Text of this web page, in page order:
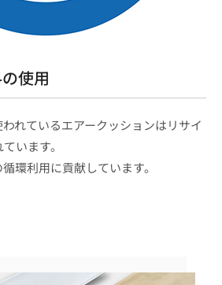
使用
れているエアークッションはリサイ
います。
環利用に貢献しています。